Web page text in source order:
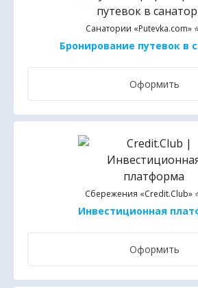
Санатории «Putevka.com»
Бронирование путевок в
Оформить
Сбережения «Credit.Club»
Инвестиционная
Оформить